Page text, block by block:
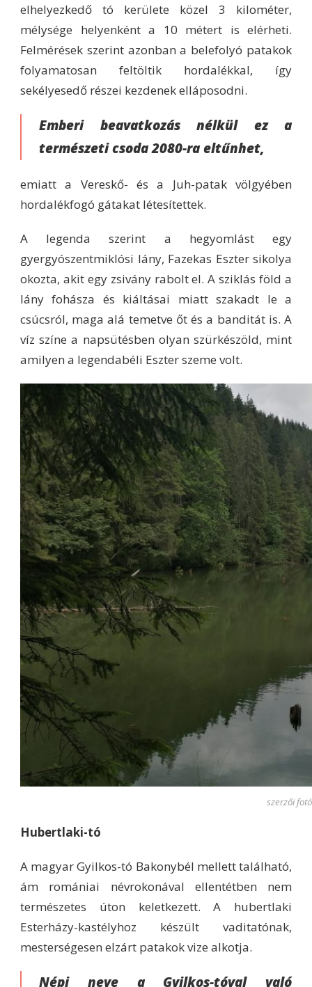
elhelyezkedő tó kerülete közel 3 kilométer,
mélysége helyenként a 10 métert is elérheti.
Felmérések szerint azonban a belefolyó patakok
folyamatosan feltöltik hordalékkal, így
sekélyesedő részei kezdenek elláposodni.
Emberi beavatkozás nélkül ez a
természeti csoda 2080-ra eltűnhet,
emiatt a Vereskő- és a Juh-patak völgyében
hordalékfogó gátakat létesítettek.
A legenda szerint a hegyomlást egy
gyergyószentmiklósi lány, Fazekas Eszter sikolya
okozta, akit egy zsivány rabolt el. A sziklás föld a
lány fohásza és kiáltásai miatt szakadt le a
csúcsról, maga alá temetve őt és a banditát is. A
víz színe a napsütésben olyan szürkészöld, mint
amilyen a legendabéli Eszter szeme volt.
szerzői fotó
Hubertlaki-tó
A magyar Gyilkos-tó Bakonybél mellett található,
ám romániai névrokonával ellentétben nem
természetes úton keletkezett. A hubertlaki
Esterházy-kastélyhoz készült vaditatónak,
mesterségesen elzárt patakok vize alkotja.
Népi neve a Gyilkos-tóval való